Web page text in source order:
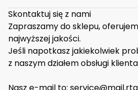
Skontaktuj się z nami
Zapraszamy do sklepu,
najwyższej jakości.
Jeśli napotkasz jakiekolwiek
z naszym działem obsługi